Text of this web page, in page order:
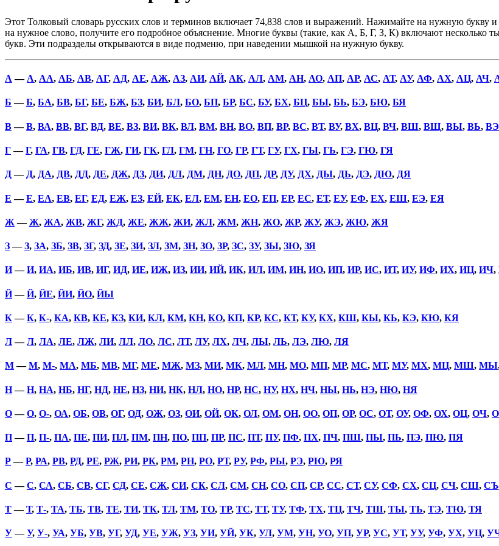
Этот Толковый словарь русских слов и терминов включает 74,838 слов и выражений. Нажимайте на нужную букву
на нужное слово, получите его подробное объяснение. Многие буквы (такие, как А, Б, Г, З, К) включают несколько
букв. Эти подразделы открываются в виде подменю, при наведении мышкой на нужную букву.
А — А, АА, АБ, АВ, АГ, АД, АЕ, АЖ, АЗ, АИ, АЙ, АК, АЛ, АМ, АН, АО, АП, АР, АС, АТ, АУ, АФ, АХ, АЦ, АЧ,
Б —Б, БА, БВ, БГ, БЕ, БЖ, БЗ, БИ, БЛ, БО, БП, БР, БС, БУ, БХ, БЦ, БЫ, БЬ, БЭ, БЮ, БЯ
В—В, ВА, ВВ, ВГ, ВД, ВЕ, ВЗ, ВИ, ВК, ВЛ, ВМ, ВН, ВО, ВП, ВР, ВС, ВТ, ВУ, ВХ, ВЦ, ВЧ, ВШ, ВЩ, ВЫ, ВЬ, ВЭ
Г—Г, ГА, ГВ, ГД, ГЕ, ГЖ, ГИ, ГК, ГЛ, ГМ, ГН, ГО, ГР, ГТ, ГУ, ГХ, ГЫ, ГЬ, ГЭ, ГЮ, ГЯ
Д— Д, ДА, ДВ, ДД, ДЕ, ДЖ, ДЗ, ДИ, ДЛ, ДМ, ДН, ДО, ДП, ДР, ДУ, ДХ, ДЫ, ДЬ, ДЭ, ДЮ, ДЯ
Е —Е, ЕА, ЕВ, ЕГ, ЕД, ЕЖ, ЕЗ, ЕЙ, ЕК, ЕЛ, ЕМ, ЕН, ЕО, ЕП, ЕР, ЕС, ЕТ, ЕУ, ЕФ, ЕХ, ЕШ, ЕЭ, ЕЯ
Ж —Ж, ЖА, ЖВ, ЖГ, ЖД, ЖЕ, ЖЖ, ЖИ, ЖЛ, ЖМ, ЖН, ЖО, ЖР, ЖУ, ЖЭ, ЖЮ, ЖЯ
З—З, ЗА, ЗБ, ЗВ, ЗГ, ЗД, ЗЕ, ЗИ, ЗЛ, ЗМ, ЗН, ЗО, ЗР, ЗС, ЗУ, ЗЫ, ЗЮ, ЗЯ
И—И, ИА, ИБ, ИВ, ИГ, ИД, ИЕ, ИЖ, ИЗ, ИИ, ИЙ, ИК, ИЛ, ИМ, ИН, ИО, ИП, ИР, ИС, ИТ, ИУ, ИФ, ИХ, ИЦ, ИЧ,
Й—Й, ЙЕ, ЙИ, ЙО, ЙЫ
К—К, К-, КА, КВ, КЕ, КЗ, КИ, КЛ, КМ, КН, КО, КП, КР, КС, КТ, КУ, КХ, КШ, КЫ, КЬ, КЭ, КЮ, КЯ
Л—Л, ЛА, ЛЕ, ЛЖ, ЛИ, ЛЛ, ЛО, ЛС, ЛТ, ЛУ, ЛХ, ЛЧ, ЛЫ, ЛЬ, ЛЭ, ЛЮ, ЛЯ
М—М, М-, МА, МБ, МВ, МГ, МЕ, МЖ, МЗ, МИ, МК, МЛ, МН, МО, МП, МР, МС, МТ, МУ, МХ, МЦ, МШ, МЫ
Н—Н, НА, НБ, НГ, НД, НЕ, НЗ, НИ, НК, НЛ, НО, НР, НС, НУ, НХ, НЧ, НЫ, НЬ, НЭ, НЮ, НЯ
О—О, О-, ОА, ОБ, ОВ, ОГ, ОД, ОЖ, ОЗ, ОИ, ОЙ, ОК, ОЛ, ОМ, ОН, ОО, ОП, ОР, ОС, ОТ, ОУ, ОФ, ОХ, ОЦ, ОЧ,
П—П, П-, ПА, ПЕ, ПИ, ПЛ, ПМ, ПН, ПО, ПП, ПР, ПС, ПТ, ПУ, ПФ, ПХ, ПЧ, ПШ, ПЫ, ПЬ, ПЭ, ПЮ, ПЯ
Р—Р, РА, РВ, РД, РЕ, РЖ, РИ, РК, РМ, РН, РО, РТ, РУ, РФ, РЫ, РЭ, РЮ, РЯ
С —С, СА, СБ, СВ, СГ, СД, СЕ, СЖ, СИ, СК, СЛ, СМ, СН, СО, СП, СР, СС, СТ, СУ, СФ, СХ, СЦ, СЧ, СШ, СЪ
Т—Т, Т-, ТА, ТБ, ТВ, ТЕ, ТИ, ТК, ТЛ, ТМ, ТО, ТР, ТС, ТТ, ТУ, ТФ, ТХ, ТЦ, ТЧ, ТШ, ТЫ, ТЬ, ТЭ, ТЮ, ТЯ
У—У, У-, УА, УБ, УВ, УГ, УД, УЕ, УЖ, УЗ, УИ, УЙ, УК, УЛ, УМ, УН, УО, УП, УР, УС, УТ, УУ, УФ, УХ, УЦ,